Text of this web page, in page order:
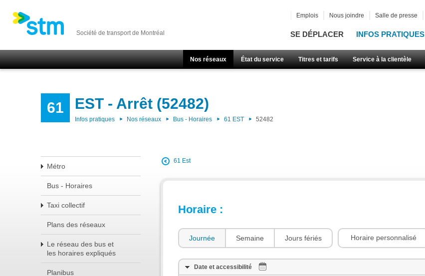
Société de transport de Montréal SE DÉPLACER INFOS PRATIQUES
Nos réseaux État du service Titres et tarifs Service à la clientèle
Emplois Nous joindre Salle de presse
61 EST - Arrêt (52482)
Infos pratiques Nos réseaux Bus - Horaires 61 EST 52482
Métro
Bus - Horaires
Taxi collectif
Plans des réseaux
Le réseau des bus et
les horaires expliqués
Planibus
61 Est
Horaire :
Journée Semaine Jours fériés Horaire personnalisé
Date et accessibilité